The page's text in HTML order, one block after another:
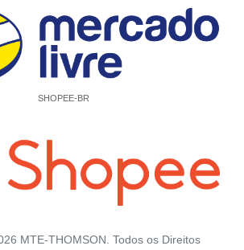
SHOPEE-BR
MTE-THOMSON. Todos os Direitos